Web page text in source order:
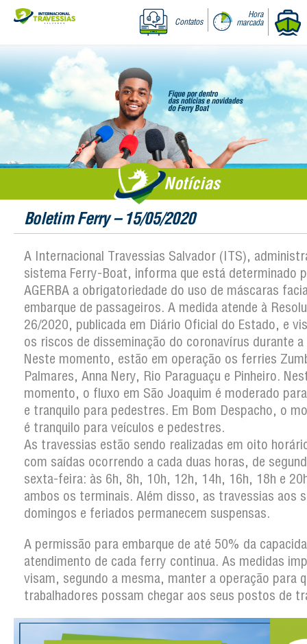
Contatos
Hora
marcada
Notícias
Boletim Ferry – 15/05/2020
A Internacional Travessias Salvador (ITS),
sistema Ferry-Boat, informa que está determinado
AGERBA a obrigatoriedade do uso de máscaras
embarque de passageiros. A medida atende à
26/2020, publicada em Diário Oficial do Estado, e
os riscos de disseminação do coronavírus durante
Neste momento, estão em operação os ferries
Palmares, Anna Nery, Rio Paraguaçu e Pinheiro.
momento, o fluxo em São Joaquim é moderado
e tranquilo para pedestres. Em Bom Despacho, o
é tranquilo para veículos e pedestres.
As travessias estão sendo realizadas em oito
com saídas ocorrendo a cada duas horas, de
sexta-feira: às 6h, 8h, 10h, 12h, 14h, 16h, 18h e
ambos os terminais. Além disso, as travessias aos
domingos e feriados permanecem suspensas.
A permissão para embarque de até 50% da
atendimento de cada ferry continua. As medidas
visam, segundo a mesma, manter a operação para
trabalhadores possam chegar aos seus postos de